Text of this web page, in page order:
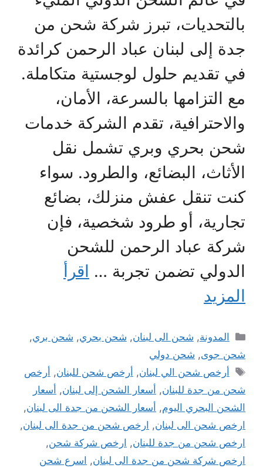
بالتحديات، تبرز شركة شحن من
جدة إلى لبنان عباد الرحمن كرائدة
في تقديم حلول لوجستية متكاملة.
مع التزامها بالسرعة، الأمان،
والاحترافية، تقدم الشركة خدمات
شحن بحري وبري تشمل نقل
الأثاث، البضائع، والطرود. سواء
كنت تنقل عفش منزلك، بضائع
تجارية، أو طرود شخصية، فإن
شركة عباد الرحمن للشحن
الدولي تضمن تجربة … اقرأ
المزيد
التصنيفات
المدونة, شحن الى لبنان, شحن بحري, شحن بري,
شحن جوى, شحن دولي
الوسوم
أرخص شحن الي لبنان, أرخص شحن للبنان, أرخص
شحن من جدة للبنان, أسعار الشحن إلى لبنان, أسعار
الشحن البحري اليوم, أسعار الشحن من جدة الى لبنان,
ارخص شحن الى لبنان, ارخص شحن من جدة الى لبنان,
ارخص شحن من جدة للبنان, ارخص شركة شحن,
ارخص شركة شحن من جدة الى لبنان, اسرع شحن